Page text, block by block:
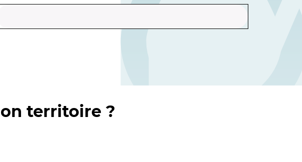
territoire ?